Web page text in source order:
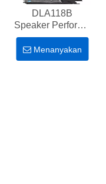
DLA118B
Speaker Performa
600W Baru Untuk
ruang rapat
Menanyakan